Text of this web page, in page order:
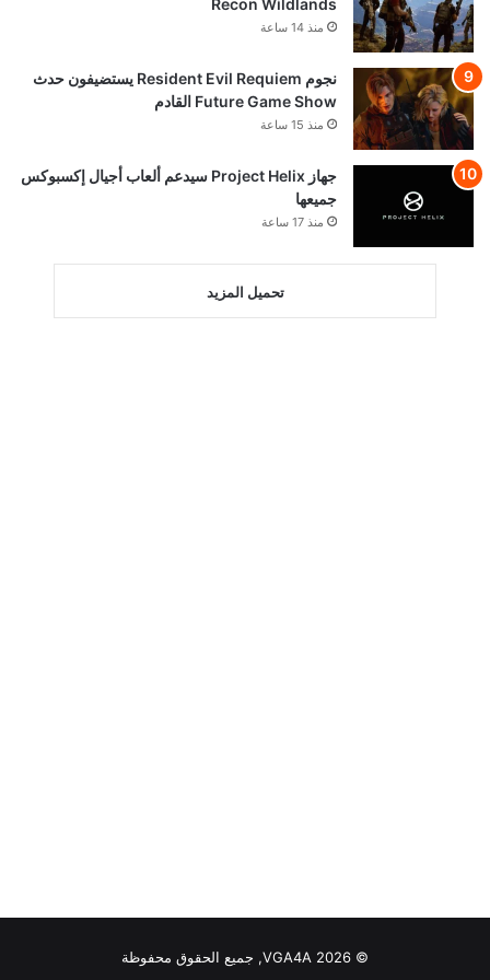
Recon Wildlands
منذ 14 ساعة
نجوم Resident Evil Requiem يستضيفون حدث
Future Game Show القادم
منذ 15 ساعة
جهاز Project Helix سيدعم ألعاب أجيال إكسبوكس
جميعها
منذ 17 ساعة
تحميل المزيد
© VGA4A 2026, جميع الحقوق محفوظة